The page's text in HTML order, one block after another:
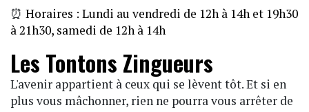
⏰ Horaires : Lundi au vendredi de 12h à 14h et 19h30
à 21h30, samedi de 12h à 14h
Les Tontons Zingueurs
L'avenir appartient à ceux qui se lèvent tôt. Et si en
plus vous mâchonner, rien ne pourra vous arrêter de